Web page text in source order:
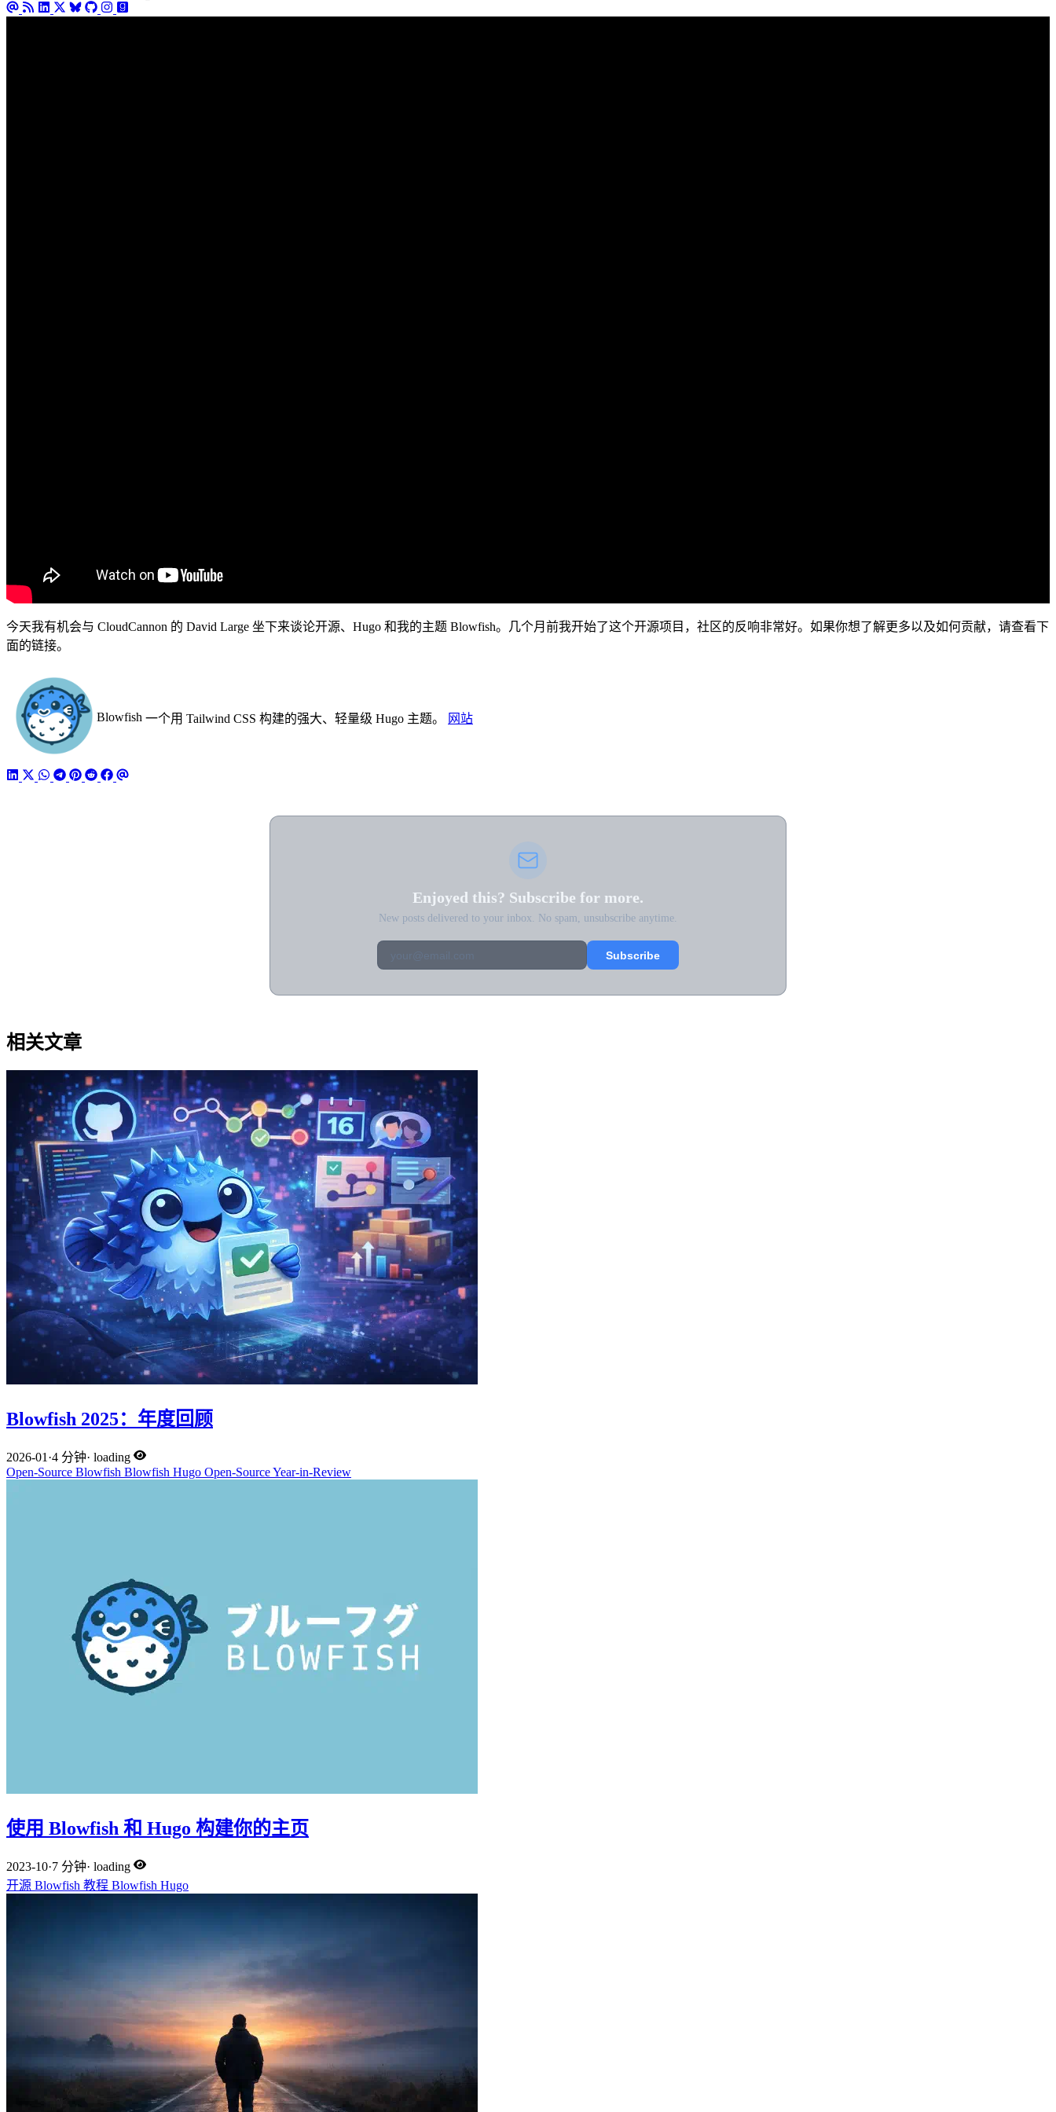
今天我有机会与 CloudCannon 的 David Large 坐下来谈论开源、Hugo 和我的主题 Blowfish。几个月前我开始了这个开源项目，社区的反响非常好。如果你想了解更多以及如何贡献，请查看下
面的链接。
Blowfish 一个用 Tailwind CSS 构建的强大、轻量级 Hugo 主题。 网站
Enjoyed this? Subscribe for more.
New posts delivered to your inbox. No spam, unsubscribe anytime.
相关文章
Blowfish 2025：年度回顾
2026-01 ·4 分钟· loading
Open-Source Blowfish Blowfish Hugo Open-SourceYear-in-Review
使用 Blowfish 和 Hugo 构建你的主页
2023-10·7 分钟· loading
开源 Blowfish 教程 Blowfish Hugo